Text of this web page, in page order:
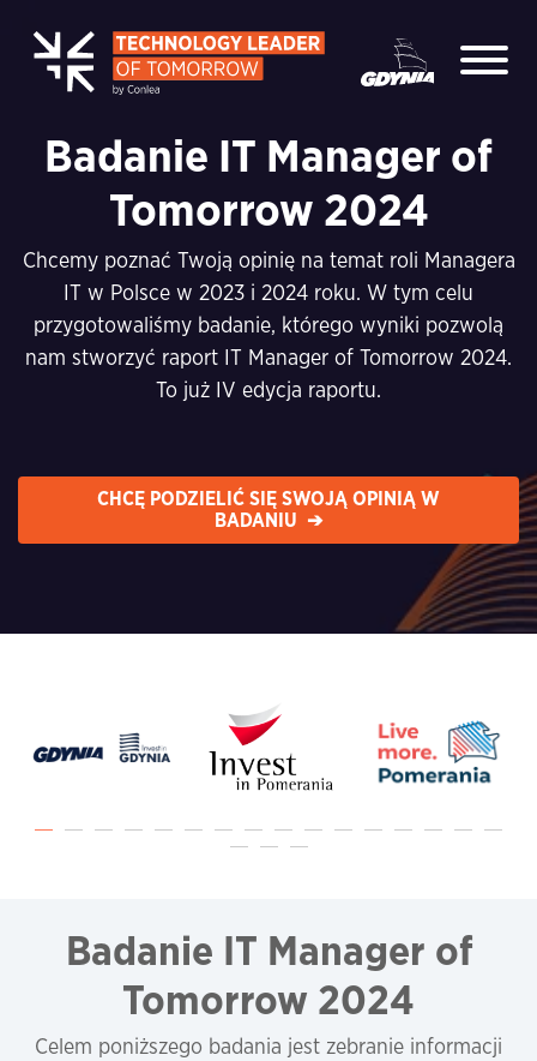
Badanie IT Manager of
Tomorrow 2024
Chcemy poznać Twoją opinię na temat roli Managera
IT w Polsce w 2023 i 2024 roku. W tym celu
przygotowaliśmy badanie, którego wyniki pozwolą
nam stworzyć raport IT Manager of Tomorrow 2024.
To już IV edycja raportu.
CHCĘ PODZIELIĆ SIĘ SWOJĄ OPINIĄ W
BADANIU ➔
Badanie IT Manager of
Tomorrow 2024
Celem poniższego badania jest zebranie informacji